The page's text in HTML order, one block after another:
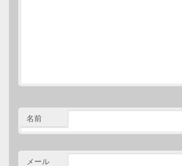
名前
メール